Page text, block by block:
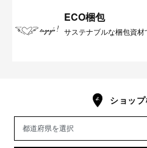
ECO梱包
サステナブルな梱包資
ショッ